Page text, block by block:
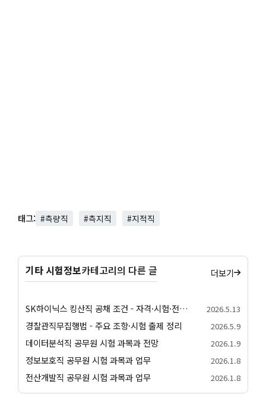
태그: #측량직 #측지직 #지적직
기타 시험정보카테고리의 다른 글 더보기
SK하이닉스 킹산직 공채 조건 - 자격·시험·전형 안내 2026.5.13
경찰관직무집행법 - 주요 조항·시험 출제 정리 2026.5.9
데이터분석직 공무원 시험 과목과 전망 2026.1.9
정보보호직 공무원 시험 과목과 업무 2026.1.8
전산개발직 공무원 시험 과목과 업무 2026.1.8